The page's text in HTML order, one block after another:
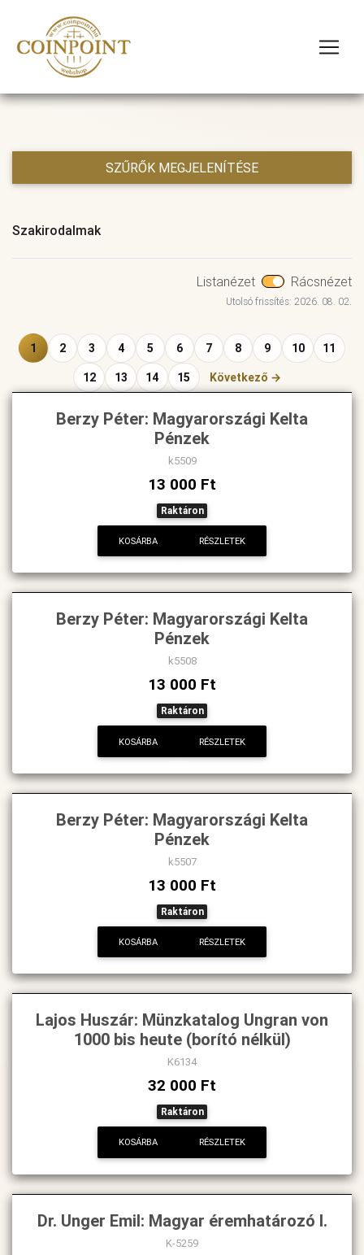
SZŰRŐK MEGJELENÍTÉSE
Szakirodalmak
Listanézet Rácsnézet
Utolsó frissítés: 2026. 08. 02.
1 2 3 4 5 6 7 8 9 10
11
12
13 14 15 Következő →
Berzy Péter: Magyarországi Kelta
Pénzek
k5509
13 000 Ft
Raktáron
KOSÁRBA RÉSZLETEK
Berzy Péter: Magyarországi Kelta
Pénzek
k5508
13 000 Ft
Raktáron
KOSÁRBA RÉSZLETEK
Berzy Péter: Magyarországi Kelta
Pénzek
k5507
13 000 Ft
Raktáron
KOSÁRBA RÉSZLETEK
Lajos Huszár: Münzkatalog Ungran von
1000 bis heute (borító nélkül)
K6134
32 000 Ft
Raktáron
KOSÁRBA RÉSZLETEK
Dr. Unger Emil: Magyar éremhatározó I.
K-5259